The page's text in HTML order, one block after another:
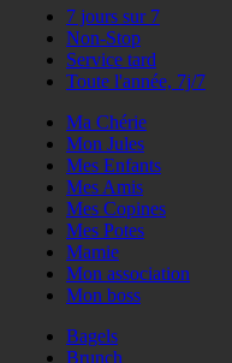
7 jours sur 7
Non-Stop
Service tard
Toute l'année, 7j/7
Ma Chérie
Mon Jules
Mes Enfants
Mes Amis
Mes Copines
Mes Potes
Mamie
Mon association
Mon boss
Bagels
Brunch